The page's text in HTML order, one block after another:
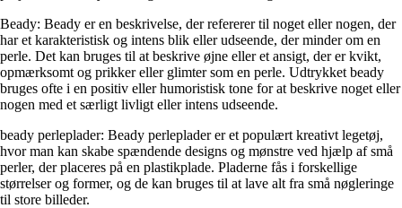
Beady: Beady er en beskrivelse, der refererer til noget eller nogen, der
har et karakteristisk og intens blik eller udseende, der minder om en
perle. Det kan bruges til at beskrive øjne eller et ansigt, der er kvikt,
opmærksomt og prikker eller glimter som en perle. Udtrykket beady
bruges ofte i en positiv eller humoristisk tone for at beskrive noget eller
nogen med et særligt livligt eller intens udseende.
beady perleplader: Beady perleplader er et populært kreativt legetøj,
hvor man kan skabe spændende designs og mønstre ved hjælp af små
perler, der placeres på en plastikplade. Pladerne fås i forskellige
størrelser og former, og de kan bruges til at lave alt fra små nøgleringe
til store billeder.